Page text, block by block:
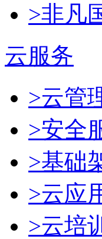
>非凡
云服务
>云管
>安全
>基础
>云应
>云培